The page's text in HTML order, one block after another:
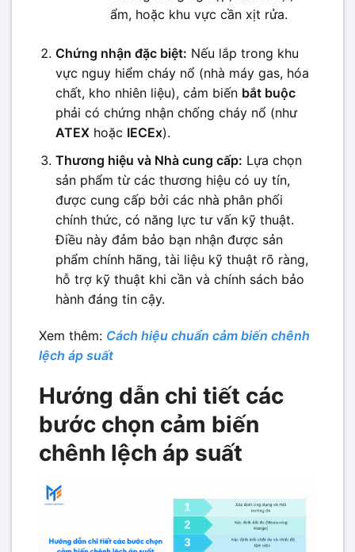
ẩm, hoặc khu vực cần xịt rửa.
Chứng nhận đặc biệt: Nếu lắp trong khu
vực nguy hiểm cháy nổ (nhà máy gas, hóa
chất, kho nhiên liệu), cảm biến bắt buộc
phải có chứng nhận chống cháy nổ (như
ATEXhoặc IECEx).
Thương hiệu và Nhà cung cấp: Lựa chọn
sản phẩm từ các thương hiệu có uy tín,
được cung cấp bởi các nhà phân phối
chính thức, có năng lực tư vấn kỹ thuật.
Điều này đảm bảo bạn nhận được sản
phẩm chính hãng, tài liệu kỹ thuật rõ ràng,
hỗ trợ kỹ thuật khi cần và chính sách bảo
hành đáng tin cậy.
Xem thêm: Cách hiệu chuẩn cảm biến chênh
lệch áp suất
Hướng dẫn chi tiết các
bước chọn cảm biến
chênh lệch áp suất